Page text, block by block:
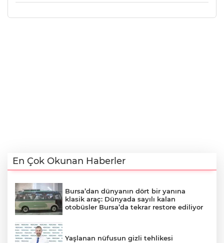
En Çok Okunan Haberler
Bursa’dan dünyanın dört bir yanına
klasik araç: Dünyada sayılı kalan
otobüsler Bursa’da tekrar restore ediliyor
Yaşlanan nüfusun gizli tehlikesi